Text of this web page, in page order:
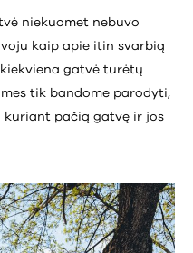
niekuomet nebuvo
kaip apie itin svarbią
gatvė turėtų
tik bandome parodyti,
pačią gatvę ir jos